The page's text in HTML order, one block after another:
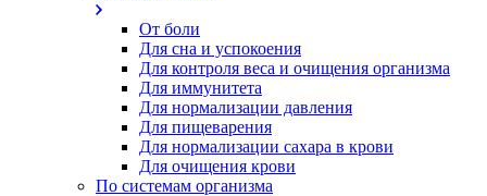
От боли
Для сна и успокоения
Для контроля веса и очищения организма
Для иммунитета
Для нормализации давления
Для пищеварения
Для нормализации сахара в крови
Для очищения крови
По системам организма